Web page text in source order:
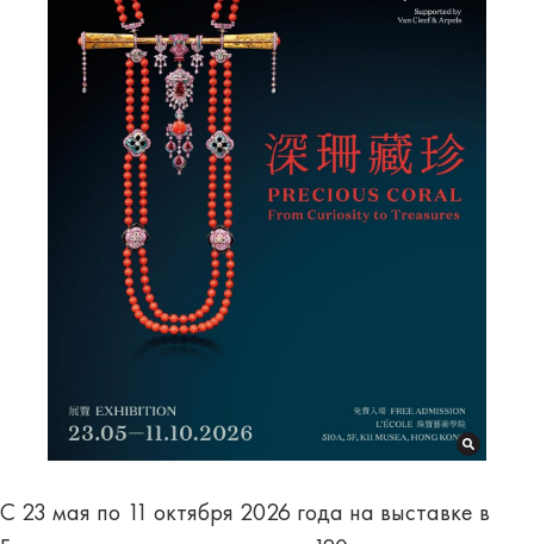
С 23 мая по 11 октября 2026 года на выставке в